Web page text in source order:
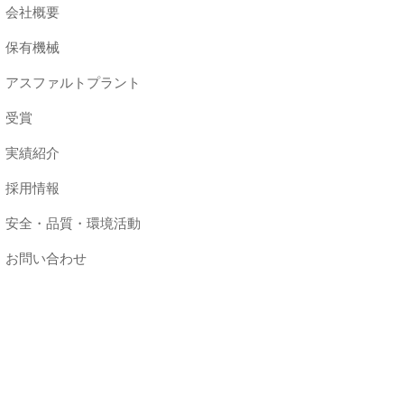
会社概要
保有機械
アスファルトプラント
受賞
実績紹介
採用情報
安全・品質・環境活動
お問い合わせ